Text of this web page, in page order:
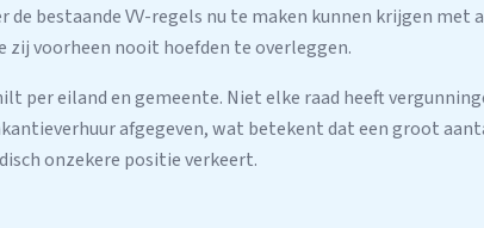
de bestaande VV-regels nu te maken kunnen krijgen met
zij voorheen nooit hoefden te overleggen.
per eiland en gemeente. Niet elke raad heeft
afgegeven, wat betekent dat een groot
onzekere positie verkeert.